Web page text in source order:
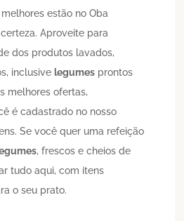
estão no Oba
Aproveite para
dos produtos lavados,
inclusive legumes prontos
melhores ofertas,
é cadastrado no nosso
Se você quer uma refeição
, frescos e cheios de
tudo aqui, com itens
o seu prato.